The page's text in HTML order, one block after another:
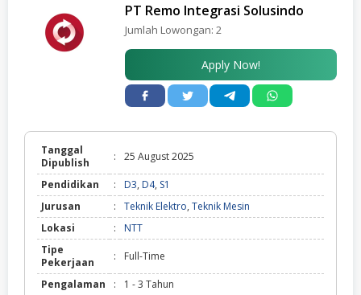
PT Remo Integrasi Solusindo
Jumlah Lowongan: 2
Apply Now!
Tanggal
Dipublish
: 25 August 2025
Pendidikan : D3, D4, S1
Jurusan
: Teknik Elektro, Teknik Mesin
Lokasi
:
NTT
Tipe
Pekerjaan
: Full-Time
Pengalaman : 1 - 3 Tahun